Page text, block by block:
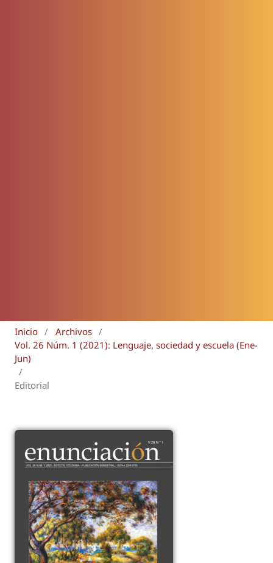
Inicio / Archivos /
Vol. 26 Núm. 1 (2021): Lenguaje, sociedad y escuela (Ene-
Jun)
/
Editorial